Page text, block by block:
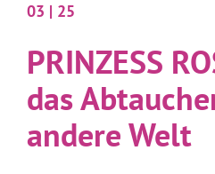
03 | 25
PRINZESS
das
andere Welt